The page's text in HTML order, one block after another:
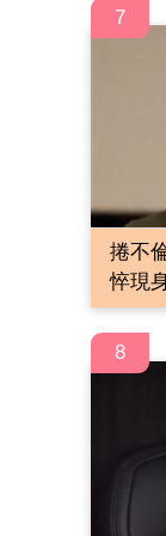
7
捲不
悴現
8